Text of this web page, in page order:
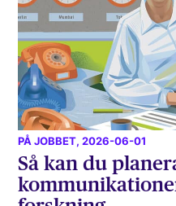
PÅ JOBBET, 2026-06-01
Så kan du